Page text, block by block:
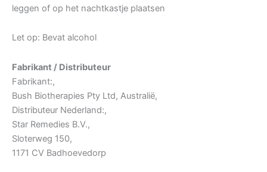
leggen of op het nachtkastje plaatsen
Let op: Bevat alcohol
Fabrikant / Distributeur
Fabrikant:,
Bush Biotherapies Pty Ltd, Australië,
Distributeur Nederland:,
Star Remedies B.V.,
Sloterweg 150,
1171 CV Badhoevedorp